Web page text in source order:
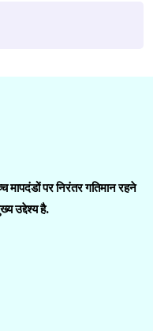
मापदंडों पर निरंतर गतिमान रहने
उद्देश्य है.